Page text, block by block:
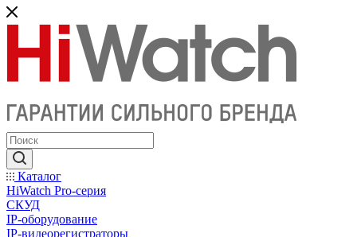
Каталог
HiWatch Pro-серия
CКУД
IP-оборудование
IP-видеорегистраторы